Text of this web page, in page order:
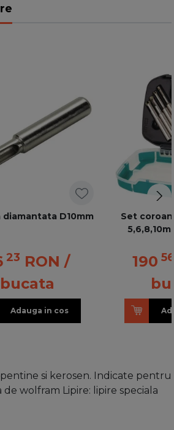
diamantata D10mm
23 RON /
bucata
Adauga in cos
Set
190 56
si kerosen. Indicate pentru
wolfram Lipire: lipire speciala